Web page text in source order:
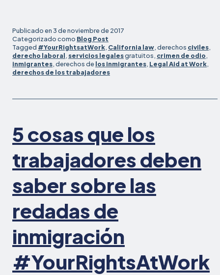
saber
sobre
Publicado en3 de noviembre de 2017
Categorizado como Blog Post
Tagged #YourRightsatWork, California law, derechos civiles,
derecho laboral, servicios legalesgratuitos, crimen de odio,
inmigrantes, derechos delos inmigrantes, Legal Aid at Work,
derechos de los trabajadores
5 cosas que los
trabajadores deben
saber sobre las
redadas de
inmigración
#YourRightsAtWork